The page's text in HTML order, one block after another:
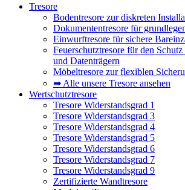
Tresore
Bodentresore zur diskreten
Dokumententresore für
Einwurftresore für sichere
Feuerschutztresore für den
und Datenträgern
Möbeltresore zur flexiblen
➡ Alle unsere Tresore ansehen
Wertschutztresore
Tresore Widerstandsgrad 1
Tresore Widerstandsgrad 3
Tresore Widerstandsgrad 4
Tresore Widerstandsgrad 5
Tresore Widerstandsgrad 6
Tresore Widerstandsgrad 7
Tresore Widerstandsgrad 9
Zertifizierte Wandtresore